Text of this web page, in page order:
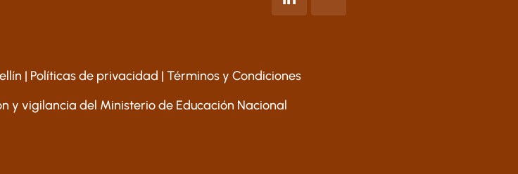
| Políticas de privacidad | Términos y Condiciones
y vigilancia del Ministerio de Educación Nacional